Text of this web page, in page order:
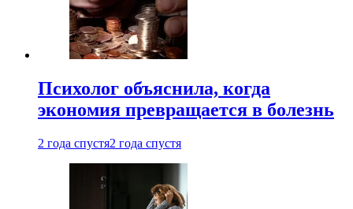
Психолог объяснила, когда
экономия превращается в болезнь
2 года спустя2 года спустя